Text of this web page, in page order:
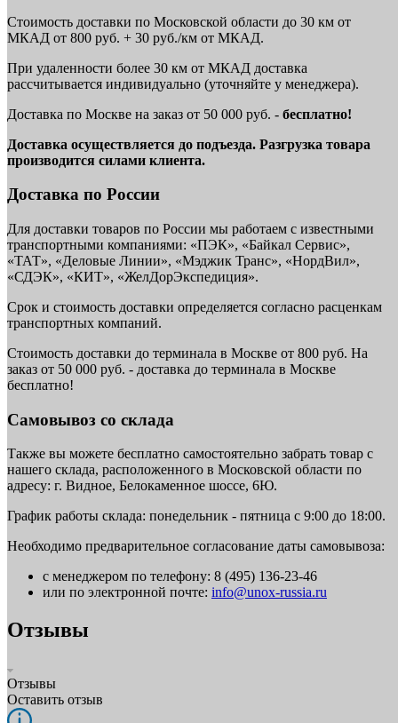
Стоимость доставки по Московской области до 30 км от
МКАД от 800 руб. + 30 руб./км от МКАД.
При удаленности более 30 км от МКАД доставка
рассчитывается индивидуально (уточняйте у менеджера).
Доставка по Москве на заказ от 50 000 руб. - бесплатно!
Доставка осуществляется до подъезда. Разгрузка товара
производится силами клиента.
Доставка по России
Для доставки товаров по России мы работаем с известными
транспортными компаниями: «ПЭК», «Байкал Сервис»,
«ТАТ», «Деловые Линии», «Мэджик Транс», «НордВил»,
«СДЭК», «КИТ», «ЖелДорЭкспедиция».
Срок и стоимость доставки определяется согласно расценкам
транспортных компаний.
Стоимость доставки до терминала в Москве от 800 руб. На
заказ от 50 000 руб. - доставка до терминала в Москве
бесплатно!
Самовывоз со склада
Также вы можете бесплатно самостоятельно забрать товар с
нашего склада, расположенного в Московской области по
адресу: г. Видное, Белокаменное шоссе, 6Ю.
График работы склада: понедельник - пятница с 9:00 до 18:00.
Необходимо предварительное согласование даты самовывоза:
с менеджером по телефону: 8 (495) 136-23-46
или по электронной почте: info@unox-russia.ru
Отзывы
Отзывы
Оставить отзыв